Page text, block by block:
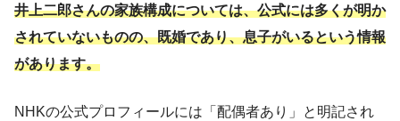
井上二郎さんの家族構成については、公式には多くが明か
されていないものの、既婚であり、息子がいるという情報
があります。
NHKの公式プロフィールには「配偶者あり」と明記され